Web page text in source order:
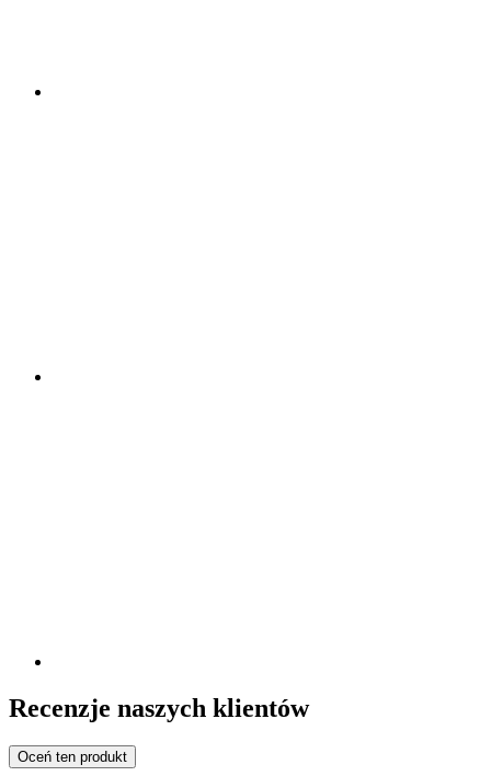
Recenzje naszych klientów
Oceń ten produkt